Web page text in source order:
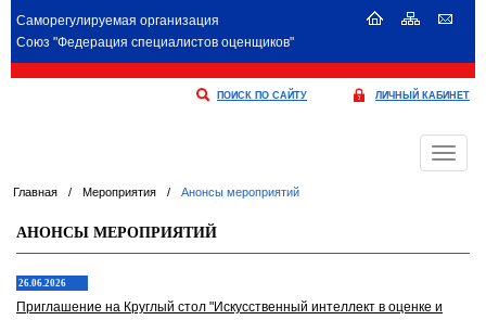
Саморегулируемая организация
Союз "Федерация специалистов оценщиков"
ПОИСК ПО САЙТУ ЛИЧНЫЙ КАБИНЕТ
Меню
Главная / Мероприятия / Анонсы мероприятий
АНОНСЫ МЕРОПРИЯТИЙ
26.06.2026
Приглашение на Круглый стол "Искусственный интеллект в оценке и